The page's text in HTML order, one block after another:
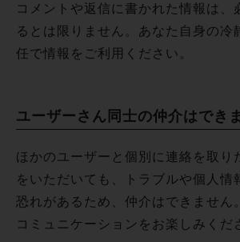
コメントや返信に書かれた情報は、
るとは限りません。あなた自身の冷
任で情報をご利用ください。
ユーザーさん同士の仲介はでき
ほかのユーザーと個別に連絡を取り
をいただいても、トラブルや個人情
恐れがあるため、仲介はできません
コミュニケーションをお楽しみくだ